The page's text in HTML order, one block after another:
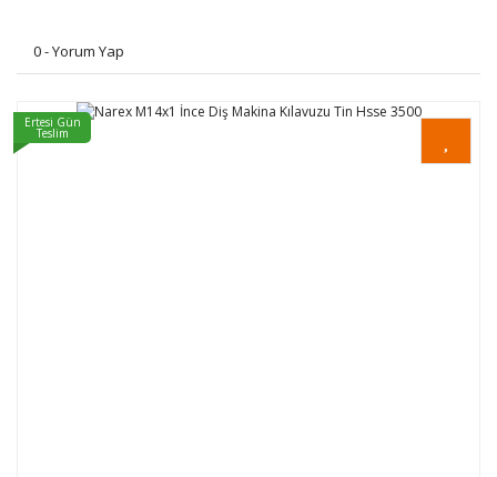
0 - Yorum Yap
Ertesi Gün
Teslim